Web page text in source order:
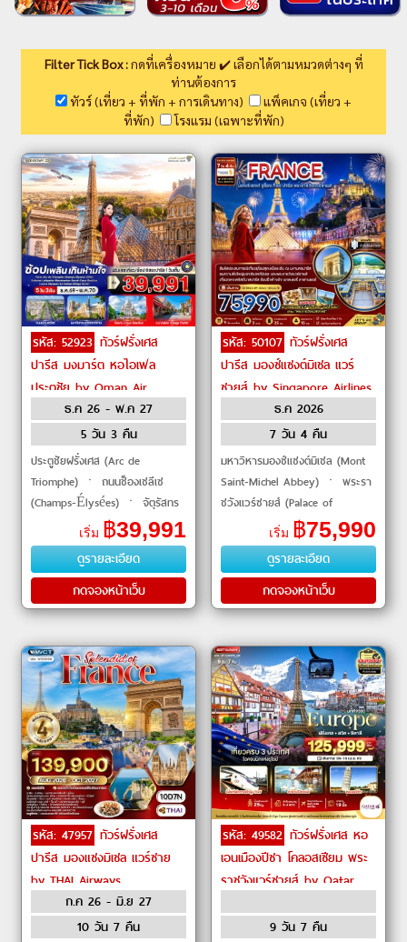
Filter Tick Box :กดที่เครื่องหมาย ✔️ เลือกได้ตามหมวดต่างๆ ที่
ท่านต้องการ
ทัวร์ (เที่ยว + ที่พัก + การเดินทาง)
แพ็คเกจ (เที่ยว +
ที่พัก)
โรงแรม (เฉพาะที่พัก)
รหัส: 52923 ทัวร์ฝรั่งเศส
ปารีส มงมาร์ต หอไอเฟล
ประตูชัย by Oman Air
ธ.ค 26 - พ.ค 27
5 วัน 3 คืน
ประตูชัยฝรั่งเศส (Arc de
Triomphe) ㆍ ถนนช็องเซลีเซ
(Champs-Élysées) ㆍ จัตุรัสทร
อกาเดโร (Trocadéro) ㆍ หอไอ
เฟล (Eiffel Tower) ㆍ มหาวิหา
รนอร์ทเทรอดา�
เริ่ม ฿39,991
ดูรายละเอียด
กดจองหน้าเว็บ
รหัส: 50107 ทัวร์ฝรั่งเศส
ปารีส มองซ์แซงต์มิเชล แวร์
ซายส์ by Singapore Airlines
ธ.ค 2026
7 วัน 4 คืน
มหาวิหารมองซ์แซงต์มิเชล (Mont
Saint-Michel Abbey) ㆍ พระรา
ชวังแวร์ซายส์ (Palace of
Versailles) ㆍ ล่องเรือแม่น้ำแซน
(Seine River Cruise) ㆍ พิพิธ
ภัณฑ์ลูฟ�
เริ่ม ฿75,990
ดูรายละเอียด
กดจองหน้าเว็บ
รหัส: 47957 ทัวร์ฝรั่งเศส
ปารีส มองแซงมิเชล แวร์ซาย
by THAI Airways
ก.ค 26 - มิ.ย 27
10 วัน 7 คืน
รหัส: 49582 ทัวร์ฝรั่งเศส หอ
เอนเมืองปีซา โคลอสเซียม พระ
ราชวังแวร์ซายส์ by Qatar
9 วัน 7 คืน